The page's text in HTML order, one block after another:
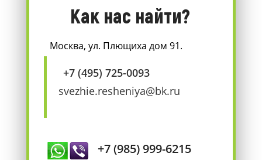
Как нас найти?
Москва, ул. Плющиха дом 91.
+7 (495) 725-0093
svezhie.resheniya@bk.ru
+7 (985) 999-6215